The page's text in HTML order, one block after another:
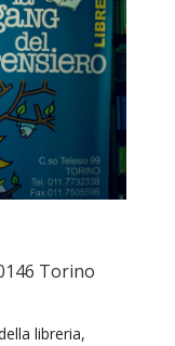
Torino
libreria,